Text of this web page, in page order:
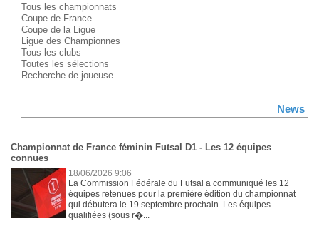
Tous les championnats
Coupe de France
Coupe de la Ligue
Ligue des Championnes
Tous les clubs
Toutes les sélections
Recherche de joueuse
News
Championnat de France féminin Futsal D1 - Les 12 équipes
connues
18/06/2026 9:06
La Commission Fédérale du Futsal a communiqué les 12
équipes retenues pour la première édition du championnat
qui débutera le 19 septembre prochain. Les équipes
qualifiées (sous r�...